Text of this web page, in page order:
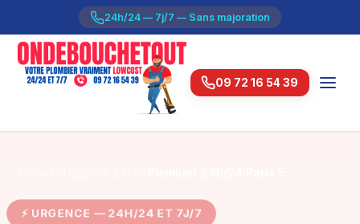
24h/24 — 7j/7 — Sans majoration
09 72 16 54 39
⚡ URGENCE — 24H/24 ET 7J/7